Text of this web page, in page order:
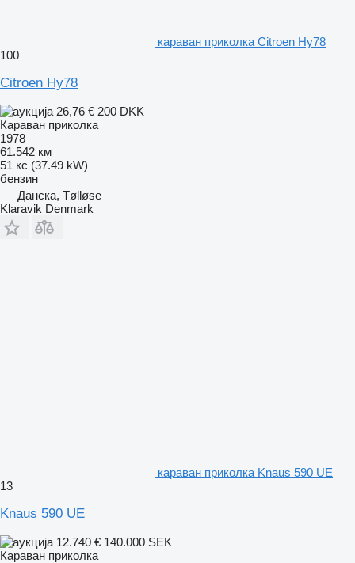
караван приколка Citroen Hy78
100
Citroen Hy78
26,76 € 200 DKK
Караван приколка
1978
61.542 км
51 кс (37.49 kW)
бензин
Данска, Tølløse
Klaravik Denmark
караван приколка Knaus 590 UE
13
Knaus 590 UE
12.740 € 140.000 SEK
Караван приколка